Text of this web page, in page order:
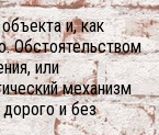
и, как
Обстоятельством
или
механизм
и без